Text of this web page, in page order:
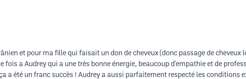
et pour ma fille qui faisait un don de cheveux (donc passage de cheveux
fois a Audrey qui a une très bonne énergie, beaucoup d'empathie et de
été un franc succès ! Audrey a aussi parfaitement respecté les conditions